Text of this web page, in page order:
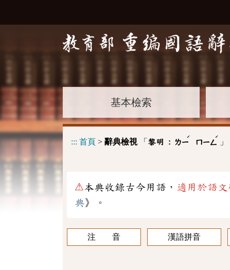
基本檢索
::: 首頁 > 辭典檢視「 黎明 : ㄌㄧ
ˊ
ㄇㄧㄥ
ˊ
」
⚠本典收錄古今用語， 適用於語
典》。
注 音 漢語拼音